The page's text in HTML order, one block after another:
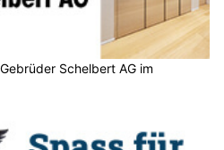
Schelbert AG im